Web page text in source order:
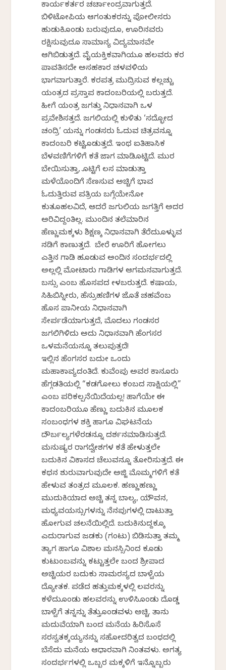
ಕಾರ್ಯಕರ್ತರ ಚರ್ಚಾಕೇಂದ್ರವಾಗುತ್ತದೆ.
ಬಿಳಿಟೋಪಿಯ ಆಗಂತುಕರನ್ನು ಪೋಲೀಸರು
ಹುಡುಕಿಕೊಂಡು ಬರುವುದೂ, ಊರಿನವರು
ರಕ್ಷಿಸುವುದೂ ಸಾಮಾನ್ಯ ವಿದ್ಯಮಾನವೇ
ಆಗಿಬಿಡುತ್ತದೆ. ವೈಯಕ್ತಿಕವಾಗಿಯೂ ಹಲವರು ಕರ
ಪಾವತಿಸದೇ ಅಸಹಕಾರ ಚಳವಳಿಯ
ಭಾಗವಾಗುತ್ತಾರೆ. ಕರಪತ್ರ ಮುದ್ರಿಸುವ ಕಲ್ಲಚ್ಚು
ಯಂತ್ರದ ಪ್ರಸ್ತಾಪ ಕಾದಂಬರಿಯಲ್ಲಿ ಬರುತ್ತದೆ.
ಹೀಗೆ ಯಂತ್ರ ಜಗತ್ತು ನಿಧಾನವಾಗಿ ಒಳ
ಪ್ರವೇಶಿಸತ್ತದೆ. ಜಗಲಿಯಲ್ಲಿ ಕುಳಿತು ‘ಸದ್ಭೋದ
ಚಂದ್ರಿಕೆ’ ಯನ್ನು ಗಂಡಸರು ಓದುವ ಚಿತ್ರವನ್ನೂ
ಕಾದಂಬರಿ ಕಟ್ಟಿಕೊಡುತ್ತದೆ. ಇಂಥ ಐತಿಹಾಸಿಕ
ಬೆಳವಣಿಗೆಗಳಿಗೆ ಕತೆ ಜಾಗ ಮಾಡಿಕೊಟ್ಟಿದೆ. ಮುರ
ಬೇಯಿಸುತ್ತಾ, ಕೊಟ್ಟಿಗೆ ಕೆಲಸ ಮಾಡುತ್ತಾ
ಮಳೆಯೊಂದಿಗೆ ಸೆಣಸುವ ಅಚ್ಚಿಗೆ ಭಾವ
ಓದುತ್ತಿರುವ ಪತ್ರಿಕೆಯ ಬಗ್ಗೆಯೇನೋ
ಕುತೂಹಲವಿದೆ, ಆದರೆ ಜಗುಲಿಯ ಜಗತ್ತಿಗೆ ಅದರ
ಅರಿವಿದ್ದಂತಿಲ್ಲ. ಮುಂದಿನ ತಲೆಮಾರಿನ
ಹೆಣ್ಣುಮಕ್ಕಳು ಶಿಕ್ಷಣಕ್ಕೆ ನಿಧಾನವಾಗಿ ತೆರೆದುಕೊಳ್ಳುವ
ನಡಿಗೆ ಕಾಣುತ್ತದೆ. ಬೇರೆ ಊರಿಗೆ ಹೋಗಲು
ಎತ್ತಿನ ಗಾಡಿ ಹೂಡುವ ಅಂದಿನ ಸಂದರ್ಭದಲ್ಲಿ
ಅಲ್ಲಲ್ಲಿ ಮೋಟಾರು ಗಾಡಿಗಳ ಆಗಮನವಾಗುತ್ತದೆ.
ಬಸ್ಸು ಎಂಬ ಹೊಸಪದ ಕೇಳಬರುತ್ತದೆ. ಕಷಾಯ,
ಸಿಹಿಬಿಸ್ನೀರು, ಹೆಸ್ರುಹಣಿಗಳ ಜೊತೆ ಚಹವೆಂಬ
ಹೊಸ ಪಾನೀಯ ನಿಧಾನವಾಗಿ
ಸೇರ್ಪಡೆಯಾಗುತ್ತದೆ, ಮೊದಲು ಗಂಡಸರ
ಜಗಲಿಗಿಳಿದು ಅದು ನಿಧಾನವಾಗಿ ಹೆಂಗಸರ
ಒಳಮನೆಯನ್ನೂ ತಲುಪುತ್ತದೆ!
ಇಲ್ಲಿನ ಹೆಂಗಸರ ಬದುಕೇ ಒಂದು
ಮಹಾಕಾವ್ಯದಂತಿದೆ. ಕುವೆಂಪು ಅವರ ಕಾನೂರು
ಹೆಗ್ಗಡತಿಯಲ್ಲಿ “ಕಡಗೋಲು ಕಂಬದ ಸಾಕ್ಷಿಯಲ್ಲಿ”
ಎಂಬ ಪರಿಕಲ್ಪನೆಯಿದೆಯಲ್ಲ! ಹಾಗೆಯೇ ಈ
ಕಾದಂಬರಿಯೂ ಹೆಣ್ಣು ಬದುಕಿನ ಮೂಲಕ
ಸಂಬಂಧಗಳ ಶಕ್ತಿ ಹಾಗೂ ವಿಘಟನೆಯ
ದೌರ್ಬಲ್ಯಗಳೆರಡನ್ನೂ ದರ್ಶನಮಾಡಿಸುತ್ತದೆ.
ಮನುಷ್ಯರ ರಾಗದ್ವೇಶಗಳ ಕತೆ ಹೇಳುತ್ತಲೇ
ಬದುಕಿನ ವಿಕಾಸದ ಚೆಲುವನ್ನೂ ತೋರಿಸುತ್ತದೆ. ಈ
ಕಥನ ಶುರುವಾಗುವುದೇ ಅಜ್ಜಿ ಮೊಮ್ಮಗಳಿಗೆ ಕತೆ
ಹೇಳುವ ತಂತ್ರದ ಮೂಲಕ. ಹಣ್ಣುಹಣ್ಣು
ಮುದುಕಿಯಾದ ಅಚ್ಚಿ ತನ್ನ ಬಾಲ್ಯ, ಯೌವನ,
ಮಧ್ಯವಯಸ್ಸುಗಳನ್ನು ನೆನಪುಗಳಲ್ಲಿ ದಾಟುತ್ತಾ
ಹೋಗುವ ಚಲನೆಯಿಲ್ಲಿದೆ. ಬದುಕಿನುದ್ದಕ್ಕೂ
ಎದುರಾಗುವ ಜಡಕು (ಗಂಟು) ಬಿಡಿಸುತ್ತಾ ತಮ್ಮ
ತ್ಯಾಗ ಹಾಗೂ ವಿಶಾಲ ಮನಸ್ಸಿನಿಂದ ಕೂಡು
ಕುಟುಂಬವನ್ನು ಕಟ್ಟುತ್ತಲೇ ಬಂದ ಶ್ರೀಪಾದ
ಅಚ್ಚಿಯರ ಬದುಕು ಸಾಮರಸ್ಯದ ಬಾಳ್ವೆಯ
ದ್ಯೋತಕ. ಪಡೆದ ಹತ್ತುಮಕ್ಕಳಲ್ಲಿ ಕೆಲವರನ್ನು
ಕಳೆದುಕೊಂಡು ಹಲವರನ್ನು ಉಳಿಸಿಕೊಂಡು ದೊಡ್ಡ
ಬಾಳ್ವೆಗೆ ತನ್ನನ್ನು ತೆತ್ತುಕೊಂಡವಳು ಅಚ್ಚಿ. ತಾನು
ಮದುವೆಯಾಗಿ ಬಂದ ಮನೆಯ ಹಿರಿಸೊಸೆ
ಸರಸ್ವತಕ್ಕಯ್ಯನನ್ನು ಸಹೋದರಿತ್ವದ ಬಂಧದಲ್ಲಿ
ಬೆಸೆದು ಮನೆಯ ಆಧಾರವಾಗಿ ನಿಂತವಳು. ಅಗತ್ಯ
ಸಂದರ್ಭಗಳಲ್ಲಿ ಒಬ್ಬರ ಮಕ್ಕಳಿಗೆ ಇನ್ನೊಬ್ಬರು